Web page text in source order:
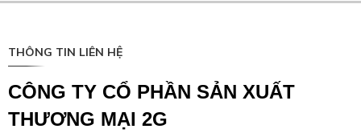
THÔNG TIN LIÊN HỆ
CÔNG TY CỔ PHẦN SẢN XUẤT
THƯƠNG MẠI 2G